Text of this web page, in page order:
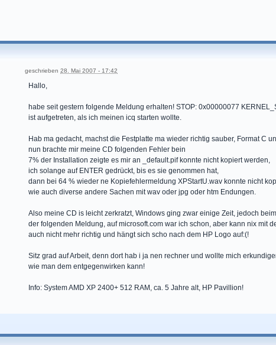
geschrieben 28. Mai 2007 - 17:42
Hallo,
habe seit gestern folgende Meldung erhalten! STOP: 0x00000077
ist aufgetreten, als ich meinen icq starten wollte.
Hab ma gedacht, machst die Festplatte ma wieder richtig sauber, Format C
nun brachte mir meine CD folgenden Fehler bein
7% der Installation zeigte es mir an _default.pif konnte nicht kopiert werden,
ich solange auf ENTER gedrückt, bis es sie genommen hat,
dann bei 64 % wieder ne Kopiefehlermeldung XPStartU.wav konnte nicht
wie auch diverse andere Sachen mit wav oder jpg oder htm Endungen.
Also meine CD is leicht zerkratzt, Windows ging zwar einige Zeit, jedoch
der folgenden Meldung, auf microsoft.com war ich schon, aber kann nix mit
auch nicht mehr richtig und hängt sich scho nach dem HP Logo auf:(!
Sitz grad auf Arbeit, denn dort hab i ja nen rechner und wollte mich
wie man dem entgegenwirken kann!
Info: System AMD XP 2400+ 512 RAM, ca. 5 Jahre alt, HP Pavillion!